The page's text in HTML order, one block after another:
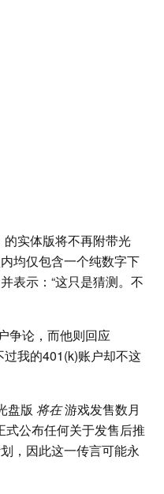
的实体版将不再附带光
均仅包含一个纯数字下
表示：“这只是猜测。不
争论，而他则回应
我的401(k)账户却不这
盘版 将在游戏发售数月
式公布任何关于发售后推
，因此这一传言可能永